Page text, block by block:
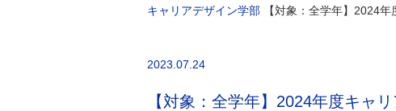
キャリアデザイン学部 【対象：全学年】2024
2023.07.24
【対象：全学年】2024年度キャ